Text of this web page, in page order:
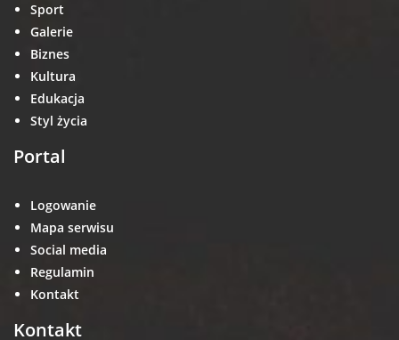
Sport
Galerie
Biznes
Kultura
Edukacja
Styl życia
Portal
Logowanie
Mapa serwisu
Social media
Regulamin
Kontakt
Kontakt